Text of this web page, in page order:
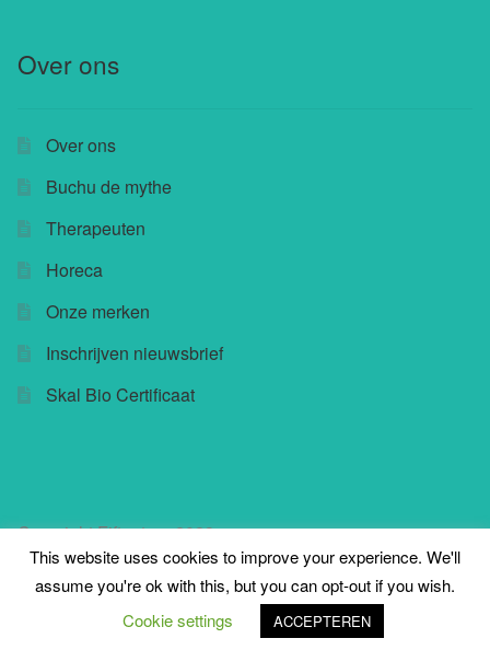
Over ons
Over ons
Buchu de mythe
Therapeuten
Horeca
Onze merken
Inschrijven nieuwsbrief
Skal Bio Certificaat
Copyright Fifteatree 2023
This website uses cookies to improve your experience. We'll
assume you're ok with this, but you can opt-out if you wish.
Cookie settings
ACCEPTEREN